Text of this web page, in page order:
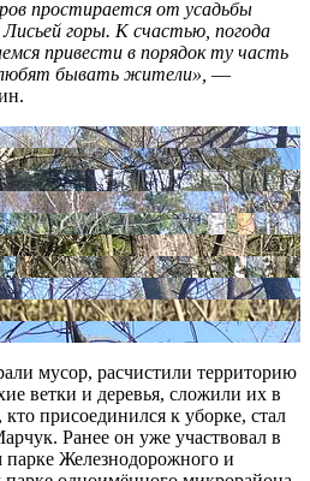
простирается от усадьбы
Лисьей горы. К счастью, погода
привести в порядок ту часть
любят бывать жители», —
мусор, расчистили территорию
ветки и деревья, сложили их в
присоединился к уборке, стал
Ранее он уже участвовал в
парке Железнодорожного и